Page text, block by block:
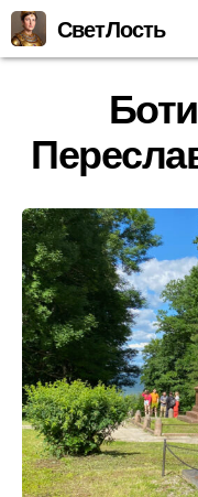
СветЛость